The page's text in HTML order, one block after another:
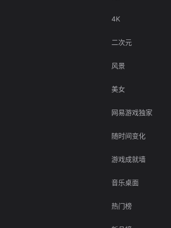
4K
二次元
风景
美女
网易游戏独家
随时间变化
游戏成就墙
音乐桌面
热门榜